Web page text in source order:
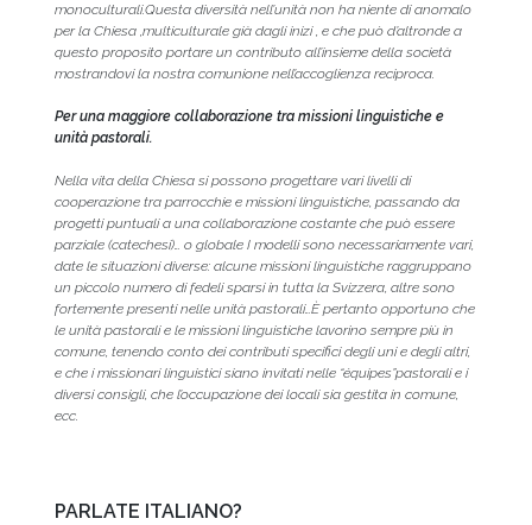
monoculturali.Questa diversità nell’unità non ha niente di anomalo
per la Chiesa ,multiculturale già dagli inizi , e che può d’altronde a
questo proposito portare un contributo all’insieme della società
mostrandovi la nostra comunione nell’accoglienza reciproca.
Per una maggiore collaborazione tra missioni linguistiche e
unità pastorali.
Nella vita della Chiesa si possono progettare vari livelli di
cooperazione tra parrocchie e missioni linguistiche, passando da
progetti puntuali a una collaborazione costante che può essere
parziale (catechesi)… o globale I modelli sono necessariamente vari,
date le situazioni diverse: alcune missioni linguistiche raggruppano
un piccolo numero di fedeli sparsi in tutta la Svizzera, altre sono
fortemente presenti nelle unità pastorali…È pertanto opportuno che
le unità pastorali e le missioni linguistiche lavorino sempre più in
comune, tenendo conto dei contributi specifici degli uni e degli altri,
e che i missionari linguistici siano invitati nelle “équipes”pastorali e i
diversi consigli, che l’occupazione dei locali sia gestita in comune,
ecc.
PARLATE ITALIANO?